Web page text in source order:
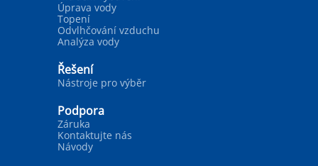
Úprava vody
Topení
Odvlhčování vzduchu
Analýza vody
Řešení
Nástroje pro výběr
Podpora
Záruka
Kontaktujte nás
Návody